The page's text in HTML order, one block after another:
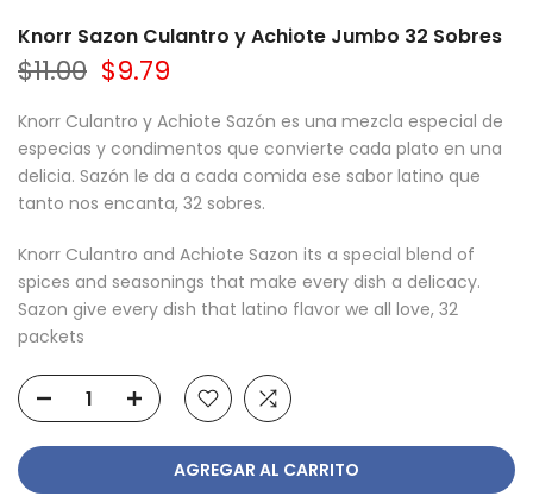
Knorr Sazon Culantro y Achiote Jumbo 32 Sobres
$11.00 $9.79
Knorr Culantro y Achiote Sazón es una mezcla especial de
especias y condimentos que convierte cada plato en una
delicia. Sazón le da a cada comida ese sabor latino que
tanto nos encanta, 32 sobres.
Knorr Culantro and Achiote Sazon its a special blend of
spices and seasonings that make every dish a delicacy.
Sazon give every dish that latino flavor we all love, 32
packets
AGREGAR AL CARRITO